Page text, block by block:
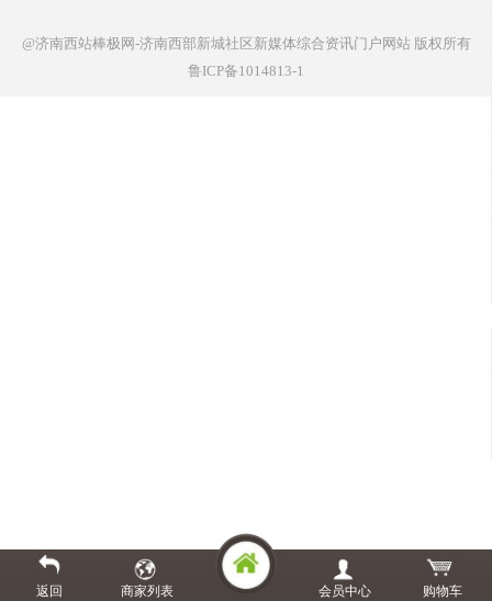
@济南西站棒极网-济南西部新城社区新媒体综合资讯门户网站版权所有
鲁ICP备1014813-1
返回 商家列表 会员中心 购物车